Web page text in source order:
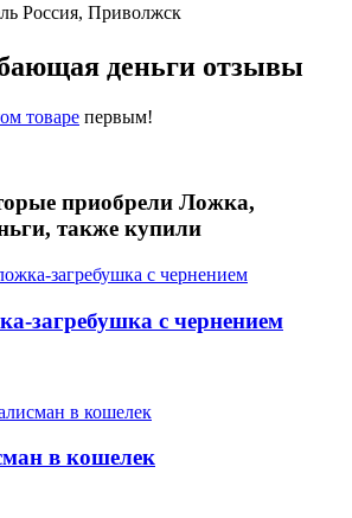
Россия, Приволжск
деньги отзывы
товаре первым!
приобрели Ложка,
также купили
загребушка с чернением
в кошелек